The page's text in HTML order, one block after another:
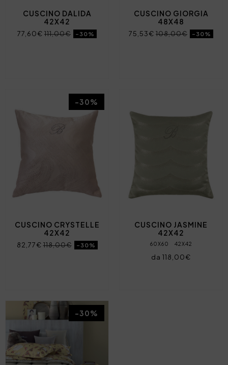
CUSCINO DALIDA
42X42
77,60€ 111,00€ -30%
CUSCINO GIORGIA
48X48
75,53€ 108,00€ -30%
CUSCINO CRYSTELLE
42X42
82,77€118,00€ -30%
-30%
CUSCINO JASMINE
42X42
60X60 42X42
da 118,00€
-30%